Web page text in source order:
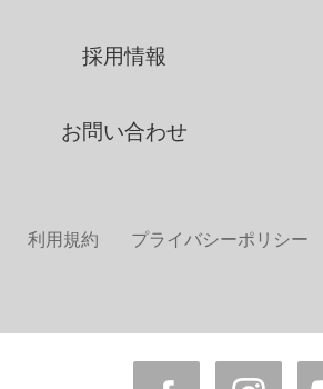
採用情報
お問い合わせ
利用規約 プライバシーポリシー